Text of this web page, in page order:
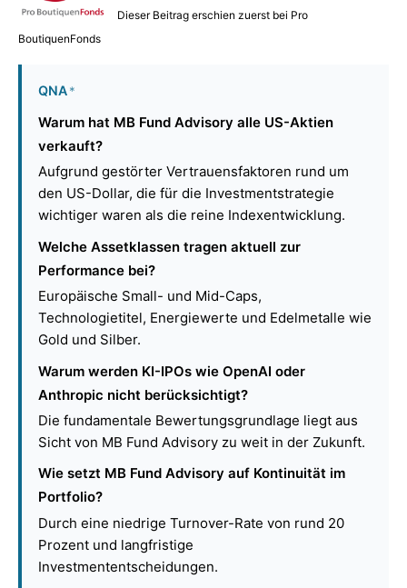
Dieser Beitrag erschien zuerst bei Pro
BoutiquenFonds
QNA*
Warum hat MB Fund Advisory alle US-Aktien
verkauft?
Aufgrund gestörter Vertrauensfaktoren rund um
den US-Dollar, die für die Investmentstrategie
wichtiger waren als die reine Indexentwicklung.
Welche Assetklassen tragen aktuell zur
Performance bei?
Europäische Small- und Mid-Caps,
Technologietitel, Energiewerte und Edelmetalle wie
Gold und Silber.
Warum werden KI-IPOs wie OpenAI oder
Anthropic nicht berücksichtigt?
Die fundamentale Bewertungsgrundlage liegt aus
Sicht von MB Fund Advisory zu weit in der Zukunft.
Wie setzt MB Fund Advisory auf Kontinuität im
Portfolio?
Durch eine niedrige Turnover-Rate von rund 20
Prozent und langfristige
Investmententscheidungen.